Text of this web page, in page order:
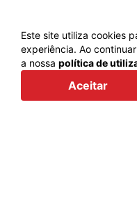
Este site utiliza cookies
experiência. Ao
a nossa política de
Aceitar